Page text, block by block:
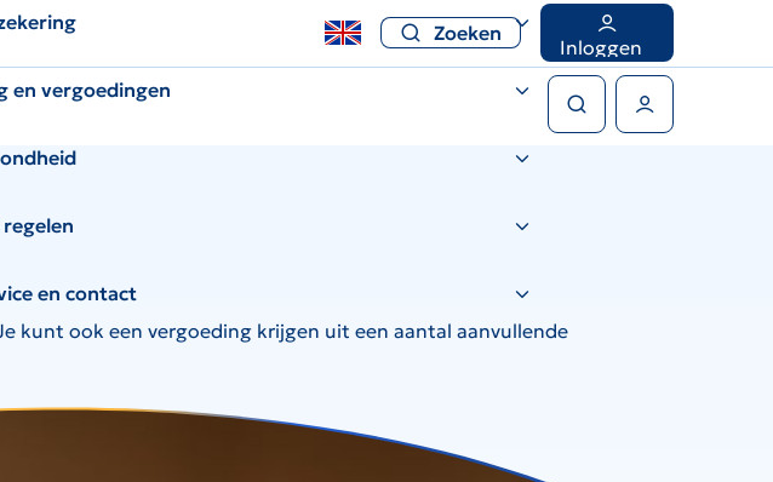
Zoeken
Inloggen
en vergoedingen
en contact
kunt ook een vergoeding krijgen uit een aantal aanvullende